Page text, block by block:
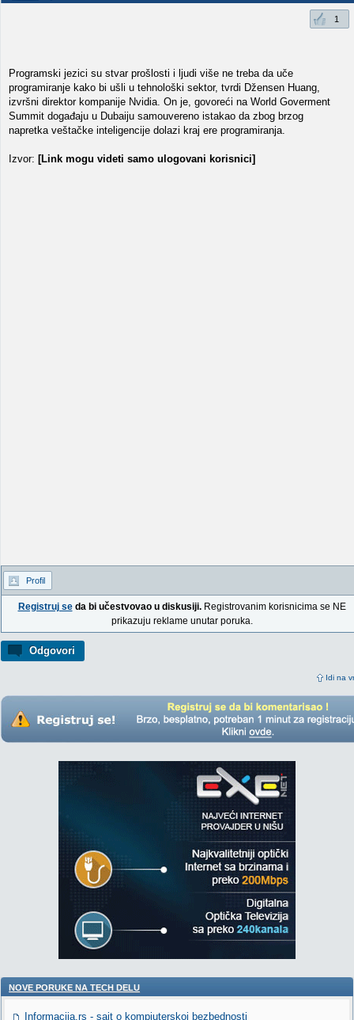
Odgovori
Idi na
1
Programski jezici su stvar prošlosti i ljudi više ne treba da uče
programiranje kako bi ušli u tehnološki sektor, tvrdi Džensen Huang,
izvršni direktor kompanije Nvidia. On je, govoreći na World Goverment
Summit događaju u Dubaiju samouvereno istakao da zbog brzog
napretka veštačke inteligencije dolazi kraj ere programiranja.
Izvor: [Link mogu videti samo ulogovani korisnici]
Profil
Registruj seda bi učestvovao u diskusiji.Registrovanim korisnicima se NE
prikazuju reklame unutar poruka.
NOVE PORUKE NA TECH DELU
Informacija.rs - sajt o kompjuterskoj bezbednosti